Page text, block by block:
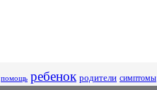
помощь ребенок родители симптомы